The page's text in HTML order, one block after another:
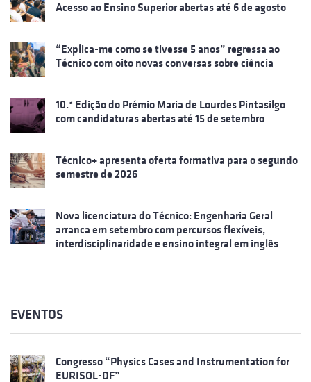
Acesso ao Ensino Superior abertas até 6 de agosto
“Explica-me como se tivesse 5 anos” regressa ao
Técnico com oito novas conversas sobre ciência
10.ª Edição do Prémio Maria de Lourdes Pintasilgo
com candidaturas abertas até 15 de setembro
Técnico+ apresenta oferta formativa para o segundo
semestre de 2026
Nova licenciatura do Técnico: Engenharia Geral
arranca em setembro com percursos flexíveis,
interdisciplinaridade e ensino integral em inglês
EVENTOS
Congresso “Physics Cases and Instrumentation for
EURISOL-DF”